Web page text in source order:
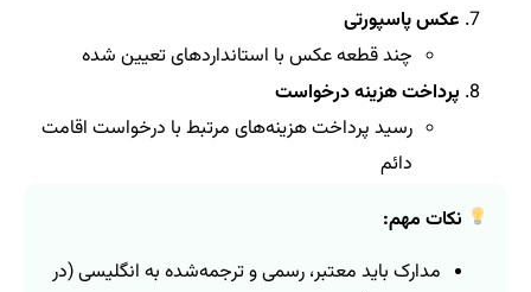
عکس پاسپورتی
چند قطعه عکس با استانداردهای تعیین شده
پرداخت هزینه درخواست
رسید پرداخت هزینه‌های مرتبط با درخواست اقامت
دائم
نکات مهم:
مدارک باید معتبر، رسمی و ترجمه‌شده به انگلیسی (در